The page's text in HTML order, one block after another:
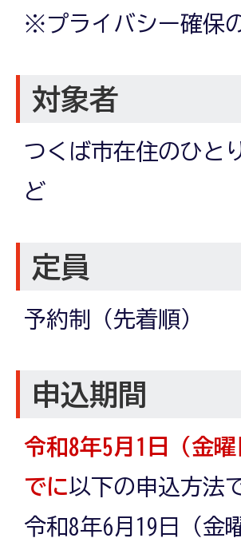
※プライバシー確保
対象者
つくば市在住のひと
ど
定員
予約制（先着順）
申込期間
令和8年5月1日（金
でに以下の申込方法
令和8年6月19日（金